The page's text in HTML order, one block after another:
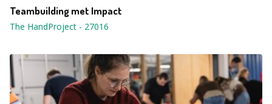
Teambuilding met Impact
The HandProject - 27016